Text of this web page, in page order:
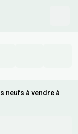
neufs à vendre à